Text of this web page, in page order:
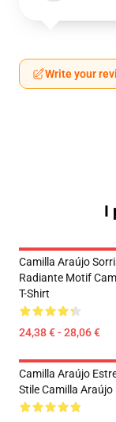
Write your
I
Camilla Araújo
Radiante Motif
T-Shirt
24,38 € - 28,06 €
Camilla Araújo
Stile Camilla Araújo